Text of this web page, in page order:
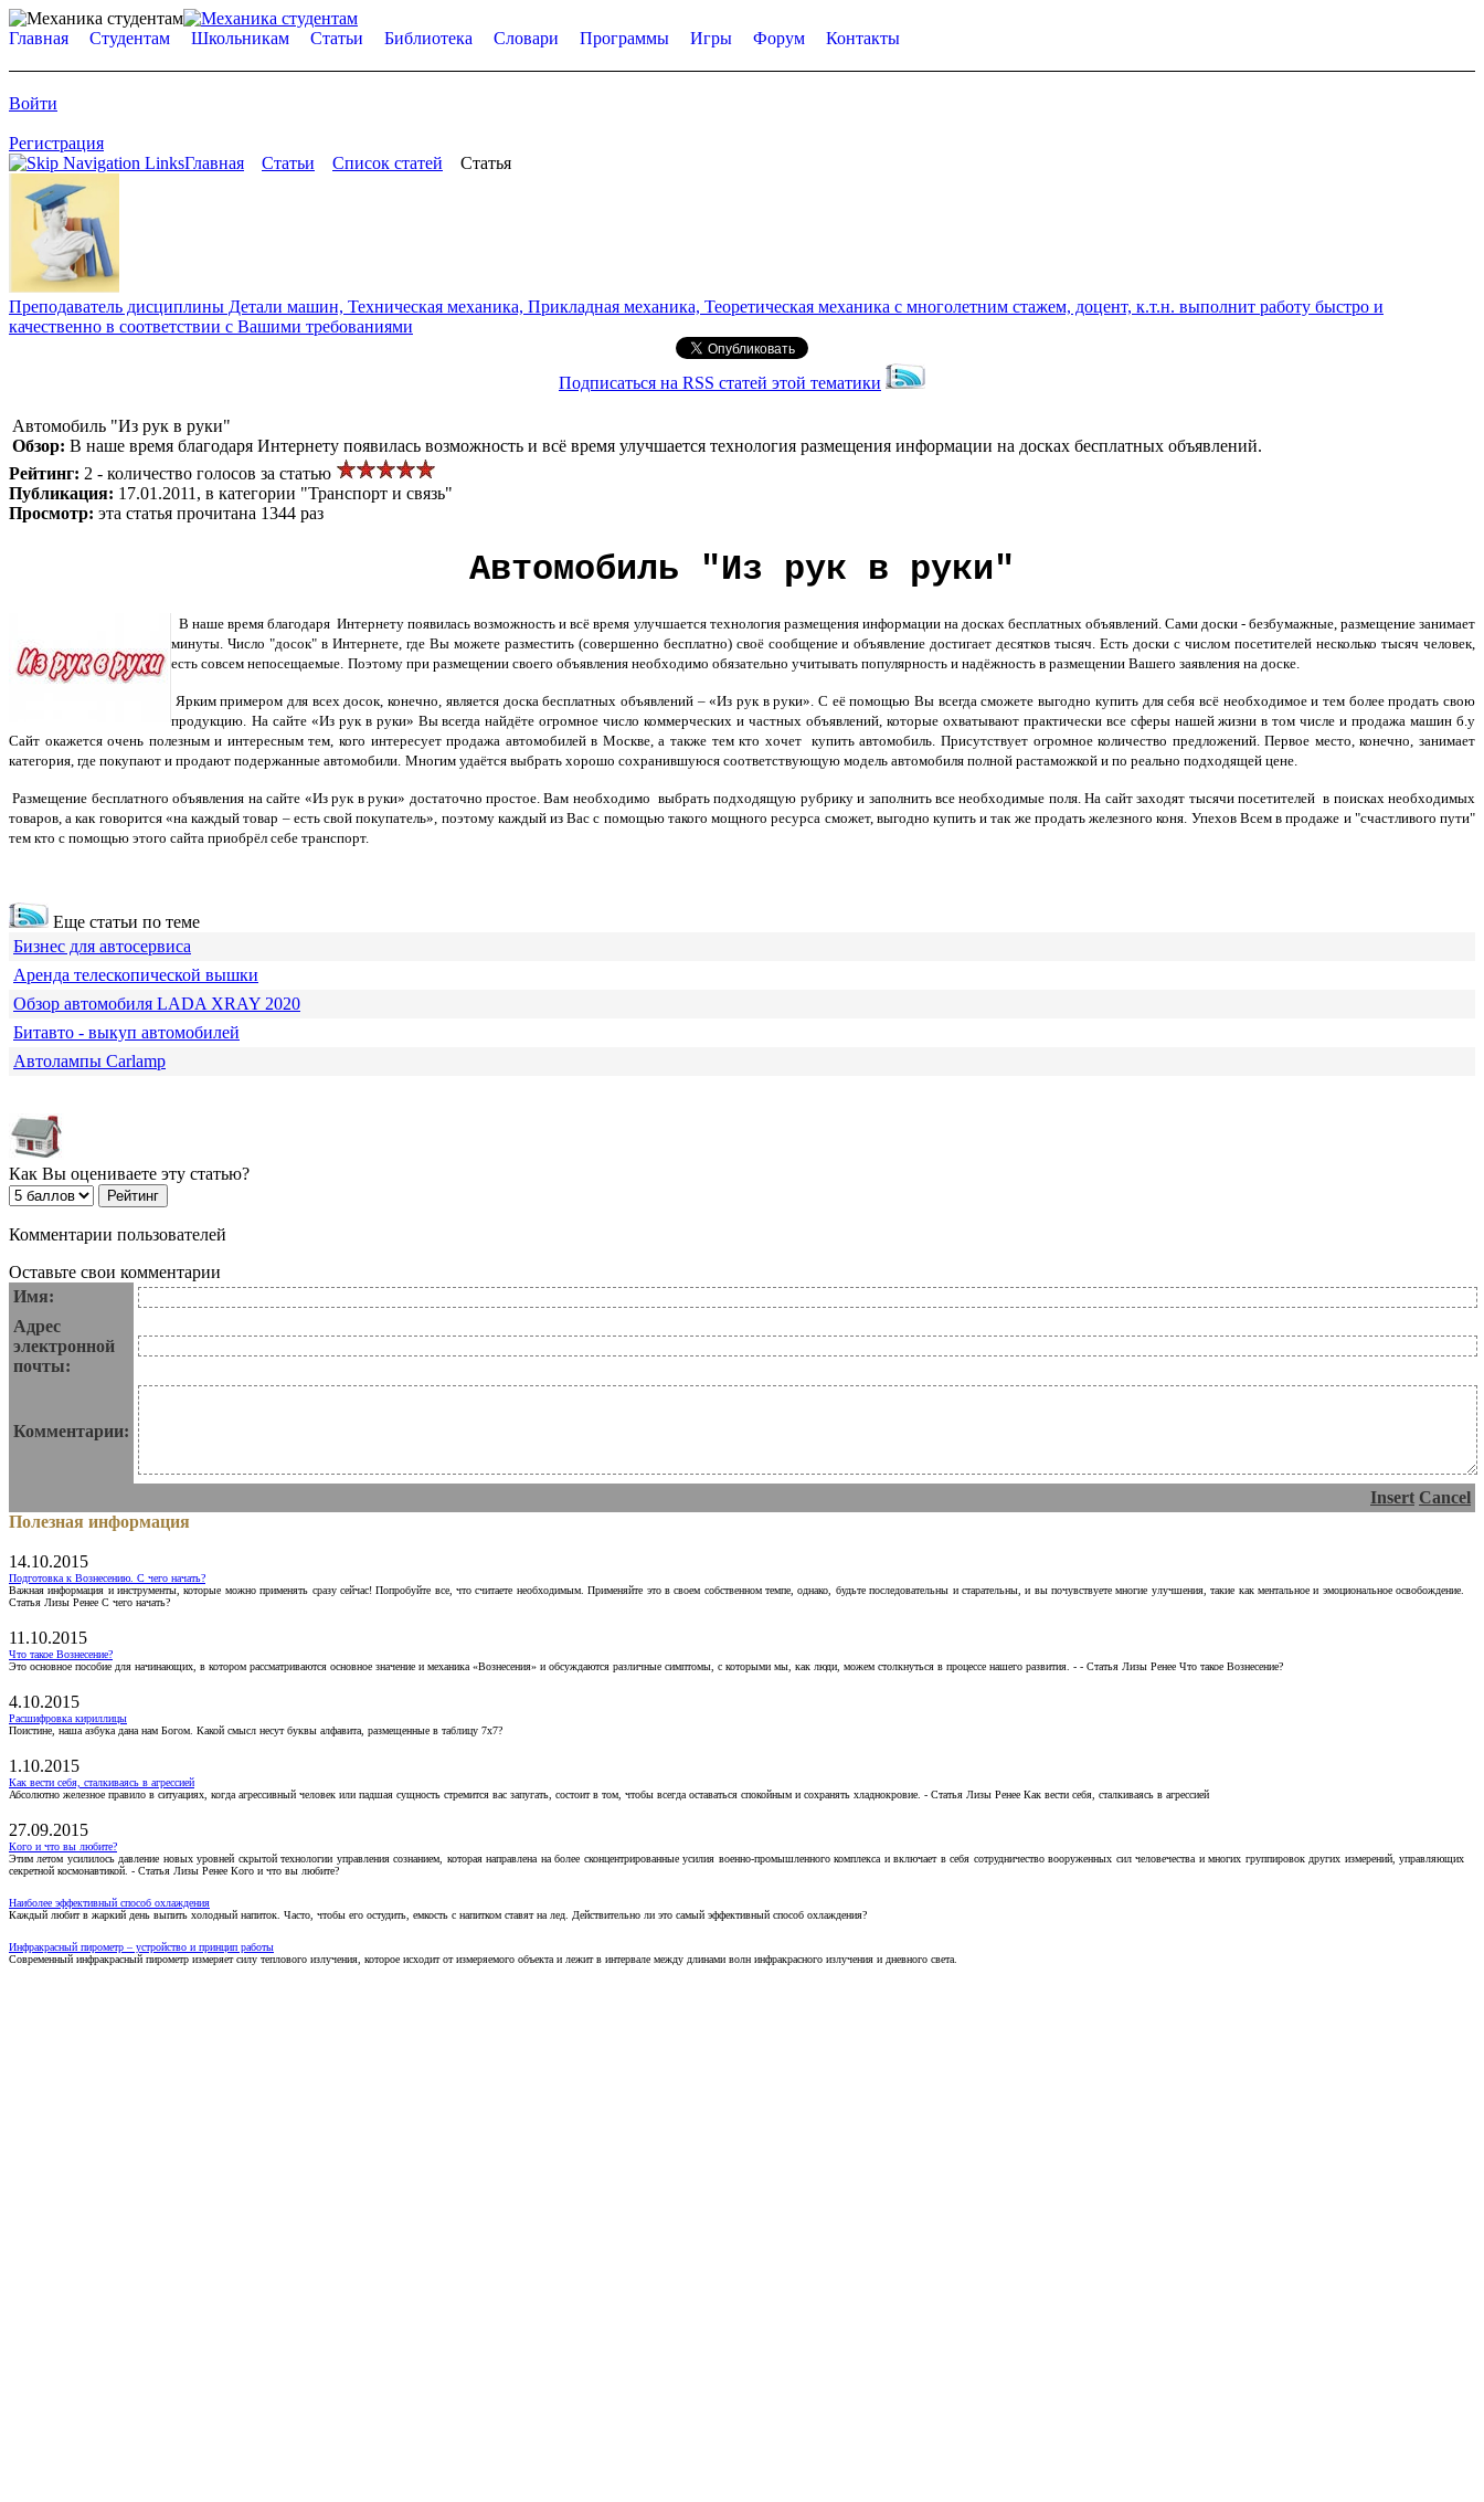
Главная Студентам Школьникам Статьи Библиотека Словари Программы Игры Форум Контакты
Войти
Регистрация
Главная
Статьи Список статей Статья
Преподаватель дисциплины Детали машин, Техническая механика, Прикладная механика, Теоретическая механика с многолетним стажем, доцент, к.т.н. выполнит работу быстро и
качественно в соответствии с Вашими требованиями
Подписаться на RSS статей этой тематики
Автомобиль "Из рук в руки"
Обзор: В наше время благодаря Интернету появилась возможность и всё время улучшается технология размещения информации на досках бесплатных объявлений.
Рейтинг: 2 - количество голосов за статью
Публикация: 17.01.2011, в категории "Транспорт и связь"
Просмотр: эта статья прочитана 1344 раз
Автомобиль "Из рук в руки"
В наше время благодаря Интернету появилась возможность и всё время улучшается технология размещения информации на досках бесплатных объявлений. Сами доски - безбумажные, размещение занимает
минуты. Число "досок" в Интернете, где Вы можете разместить (совершенно бесплатно) своё сообщение и объявление достигает десятков тысяч. Есть доски с числом посетителей несколько тысяч человек,
есть совсем непосещаемые. Поэтому при размещении своего объявления необходимо обязательно учитывать популярность и надёжность в размещении Вашего заявления на доске.
Ярким примером для всех досок, конечно, является доска бесплатных объявлений – «Из рук в руки». С её помощью Вы всегда сможете выгодно купить для себя всё необходимое и тем более продать свою
продукцию. На сайте «Из рук в руки» Вы всегда найдёте огромное число коммерческих и частных объявлений, которые охватывают практически все сферы нашей жизни в том числе ипродажа машин б.у
Сайт окажется очень полезным и интересным тем, кого интересует продажа автомобилей в Москве, а также тем кто хочет купить автомобиль. Присутствует огромное количество предложений. Первое место, конечно, занимает
категория, где покупают и продают подержанные автомобили. Многим удаётся выбрать хорошо сохранившуюся соответствующую модель автомобиля полной растаможкой и по реально подходящей цене.
Размещение бесплатного объявления на сайте «Из рук в руки» достаточно простое. Вам необходимо выбрать подходящую рубрику и заполнить все необходимые поля.На сайт заходят тысячи посетителей в поисках необходимых
товаров, а как говорится «на каждый товар – есть свой покупатель», поэтому каждый из Вас с помощью такого мощного ресурса сможет, выгодно купить и так же продать железного коня. Упехов Всем в продаже и "счастливого пути"
тем кто с помощью этого сайта приобрёл себе транспорт.
Еще статьи по теме
Бизнес для автосервиса
Аренда телескопической вышки
Обзор автомобиля LADA XRAY 2020
Битавто - выкуп автомобилей
Автолампы Carlamp
Как Вы оцениваете эту статью?
Комментарии пользователей
Оставьте свои комментарии
Имя:
Адрес
электронной
почты:
Комментарии:
Insert Cancel
Полезная информация
14.10.2015
Подготовка к Вознесению. С чего начать?
Важная информация и инструменты, которые можно применять сразу сейчас! Попробуйте все, что считаете необходимым. Применяйте это в своем собственном темпе, однако, будьте последовательны и старательны, и вы почувствуете многие улучшения, такие как ментальное и эмоциональное освобождение.
Статья Лизы Ренее С чего начать?
11.10.2015
Что такое Вознесение?
Это основное пособие для начинающих, в котором рассматриваются основное значение и механика «Вознесения» и обсуждаются различные симптомы, с которыми мы, как люди, можем столкнуться в процессе нашего развития. - - Статья Лизы Ренее Что такое Вознесение?
4.10.2015
Расшифровка кириллицы
Поистине, наша азбука дана нам Богом. Какой смысл несут буквы алфавита, размещенные в таблицу 7х7?
1.10.2015
Как вести себя, сталкиваясь в агрессией
Абсолютно железное правило в ситуациях, когда агрессивный человек или падшая сущность стремится вас запугать, состоит в том, чтобы всегда оставаться спокойным и сохранять хладнокровие. - Статья Лизы Ренее Как вести себя, сталкиваясь в агрессией
27.09.2015
Кого и что вы любите?
Этим летом усилилось давление новых уровней скрытой технологии управления сознанием, которая направлена на более сконцентрированные усилия военно-промышленного комплекса и включает в себя сотрудничество вооруженных сил человечества и многих группировок других измерений, управляющих
секретной космонавтикой. - Статья Лизы Ренее Кого и что вы любите?
Наиболее эффективный способ охлаждения
Каждый любит в жаркий день выпить холодный напиток. Часто, чтобы его остудить, емкость с напитком ставят на лед. Действительно ли это самый эффективный способ охлаждения?
Инфракрасный пирометр – устройство и принцип работы
Современный инфракрасный пирометр измеряет силу теплового излучения, которое исходит от измеряемого объекта и лежит в интервале между длинами волн инфракрасного излучения и дневного света.